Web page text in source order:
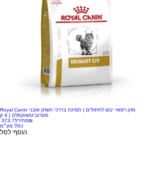
Royal Canin מזון רפואי יבש לחתולים | תמיכה בדרכי השתן ואבני
סטרוביט/אוקסלט | 4 ק
מחיר‏373.75 ‏₪
כולל מע״מ
הוסף לסל